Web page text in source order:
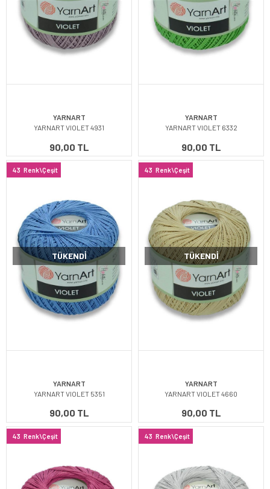
YARNART
YARNART VIOLET 4931
90,00 TL
YARNART
YARNART VIOLET 6332
90,00 TL
43 Renk\Çeşit
TÜKENDI
YARNART
YARNART VIOLET 5351
90,00 TL
43 Renk\Çeşit
TÜKENDI
YARNART
YARNART VIOLET 4660
90,00 TL
43 Renk\Çeşit 43 Renk\Çeşit